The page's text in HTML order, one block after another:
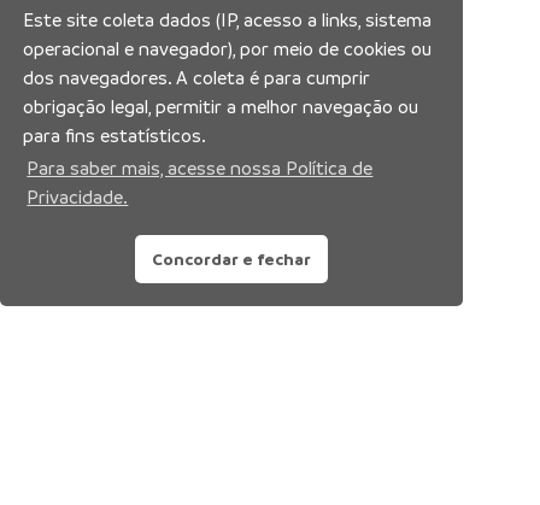
Este site coleta dados (IP, acesso a links, sistema
operacional e navegador), por meio de cookies ou
dos navegadores. A coleta é para cumprir
obrigação legal, permitir a melhor navegação ou
para fins estatísticos.
Para saber mais, acesse nossa Política de
Privacidade.
Concordar e fechar